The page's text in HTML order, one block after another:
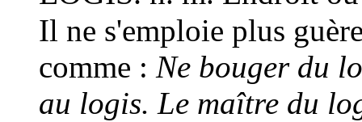
Il ne s'emploie plus
comme : Ne bouger du
au logis. Le maître du